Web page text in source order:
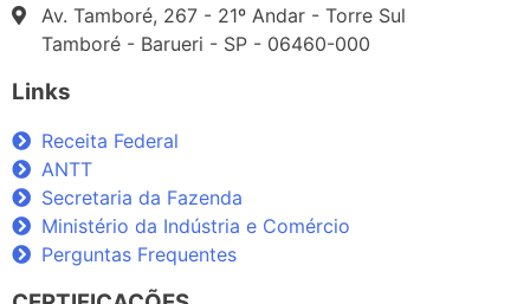
Av. Tamboré, 267 - 21º Andar - Torre Sul
Tamboré - Barueri - SP - 06460-000
Links
Receita Federal
ANTT
Secretaria da Fazenda
Ministério da Indústria e Comércio
Perguntas Frequentes